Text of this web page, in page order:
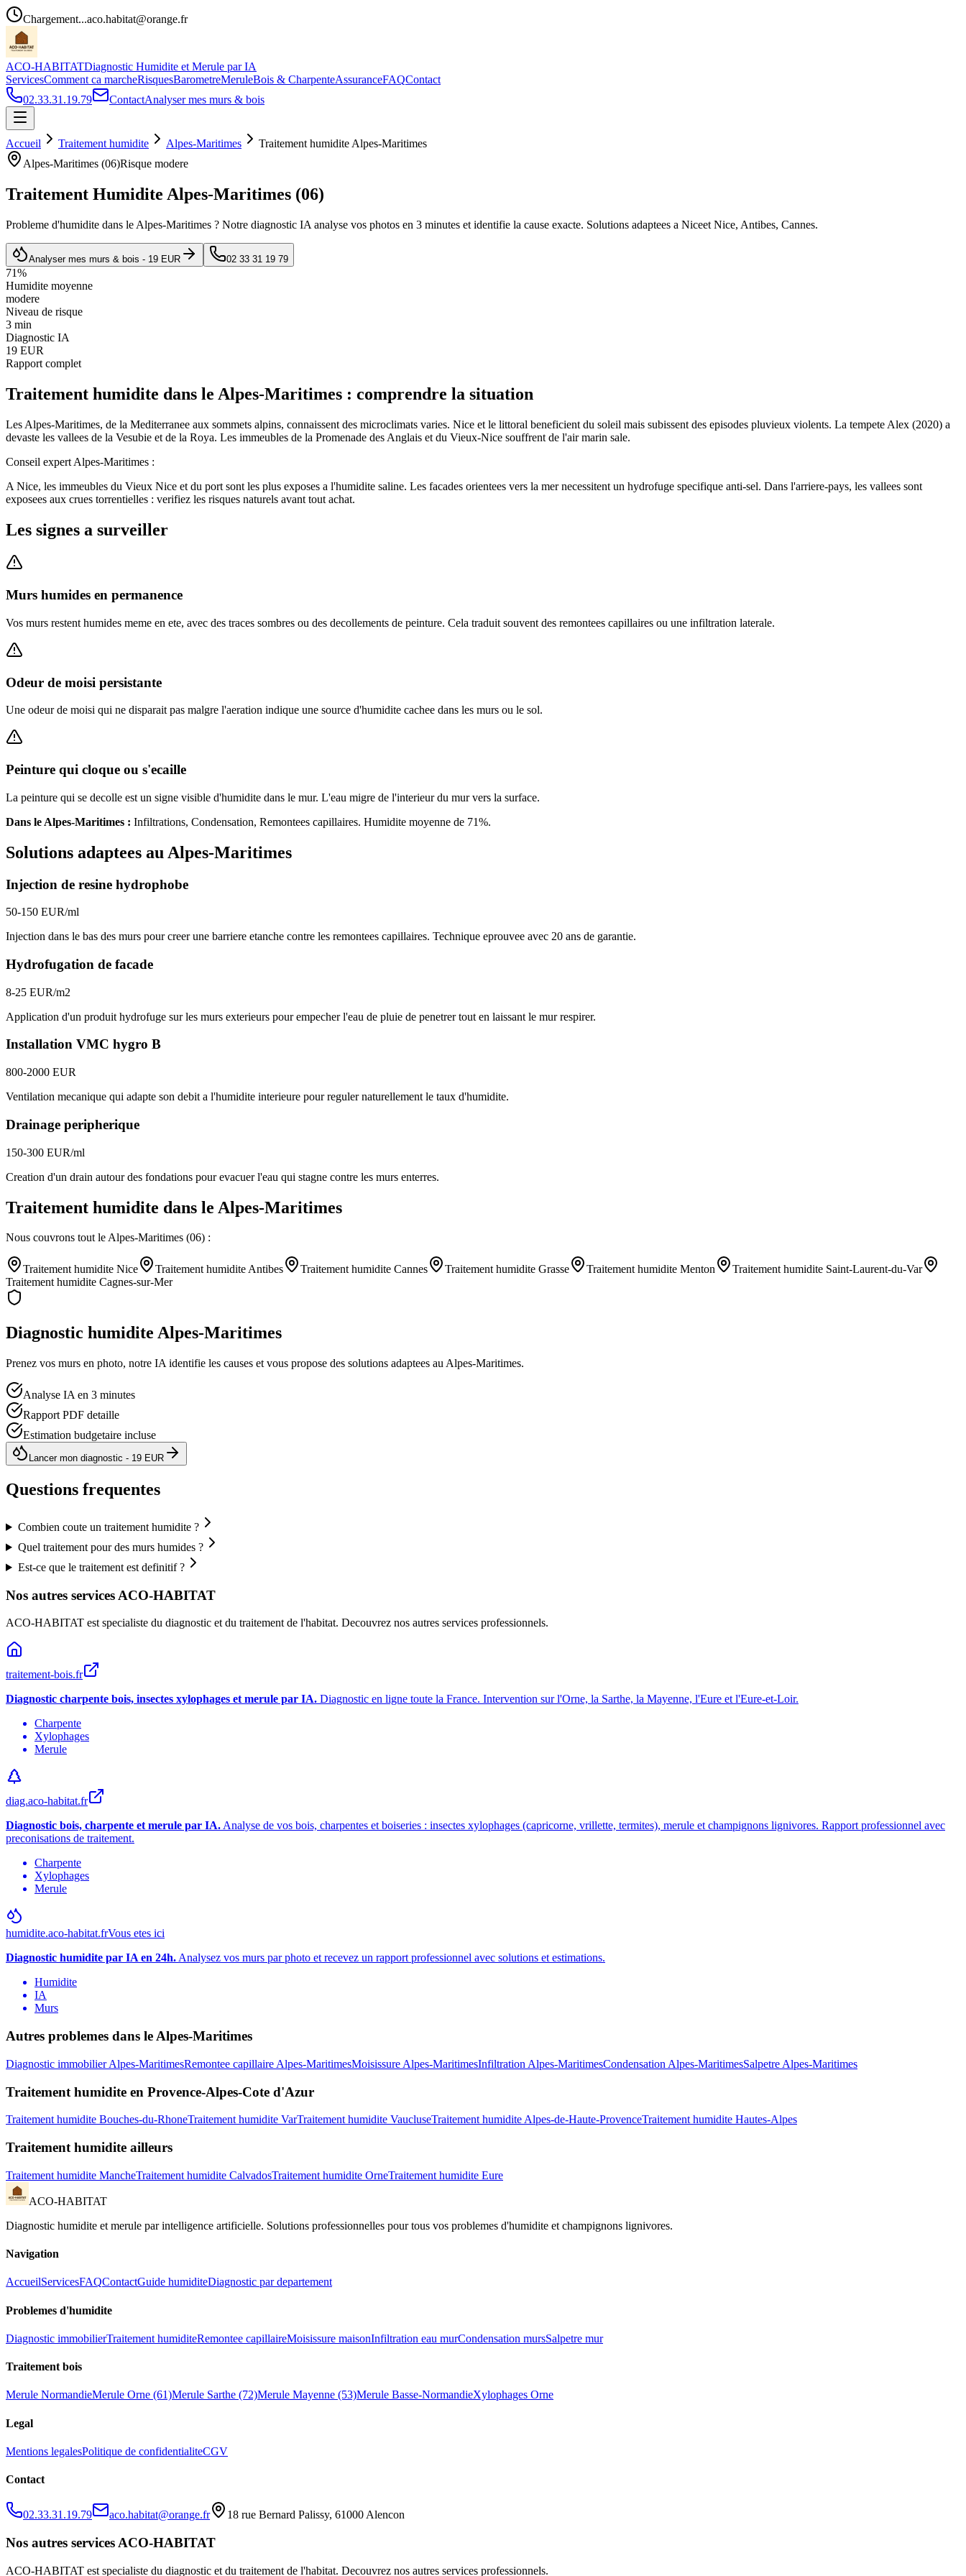
Chargement...aco.habitat@orange.fr
ACO-HABITATDiagnostic Humidite et Merule par IA
ServicesComment ca marcheRisquesBarometreMeruleBois & CharpenteAssuranceFAQContact
02.33.31.19.79
ContactAnalyser mes murs & bois
Accueil Traitement humidite Alpes-Maritimes Traitement humidite Alpes-Maritimes
Alpes-Maritimes (06)Risque modere
Traitement Humidite Alpes-Maritimes (06)
Probleme d'humidite dans le Alpes-Maritimes ? Notre diagnostic IA analyse vos photos en 3 minutes et identifie la cause exacte. Solutions adaptees a Niceet Nice, Antibes, Cannes.
Analyser mes murs & bois - 19 EUR 02 33 31 19 79
71%
Humidite moyenne
modere
Niveau de risque
3 min
Diagnostic IA
19 EUR
Rapport complet
Traitement humidite dans le Alpes-Maritimes : comprendre la situation
Les Alpes-Maritimes, de la Mediterranee aux sommets alpins, connaissent des microclimats varies. Nice et le littoral beneficient du soleil mais subissent des episodes pluvieux violents. La tempete Alex (2020) a
devaste les vallees de la Vesubie et de la Roya. Les immeubles de la Promenade des Anglais et du Vieux-Nice souffrent de l'air marin sale.
Conseil expert Alpes-Maritimes :
A Nice, les immeubles du Vieux Nice et du port sont les plus exposes a l'humidite saline. Les facades orientees vers la mer necessitent un hydrofuge specifique anti-sel. Dans l'arriere-pays, les vallees sont
exposees aux crues torrentielles : verifiez les risques naturels avant tout achat.
Les signes a surveiller
Murs humides en permanence
Vos murs restent humides meme en ete, avec des traces sombres ou des decollements de peinture. Cela traduit souvent des remontees capillaires ou une infiltration laterale.
Odeur de moisi persistante
Une odeur de moisi qui ne disparait pas malgre l'aeration indique une source d'humidite cachee dans les murs ou le sol.
Peinture qui cloque ou s'ecaille
La peinture qui se decolle est un signe visible d'humidite dans le mur. L'eau migre de l'interieur du mur vers la surface.
Dans le Alpes-Maritimes : Infiltrations, Condensation, Remontees capillaires. Humidite moyenne de 71%.
Solutions adaptees au Alpes-Maritimes
Injection de resine hydrophobe
50-150 EUR/ml
Injection dans le bas des murs pour creer une barriere etanche contre les remontees capillaires. Technique eprouvee avec 20 ans de garantie.
Hydrofugation de facade
8-25 EUR/m2
Application d'un produit hydrofuge sur les murs exterieurs pour empecher l'eau de pluie de penetrer tout en laissant le mur respirer.
Installation VMC hygro B
800-2000 EUR
Ventilation mecanique qui adapte son debit a l'humidite interieure pour reguler naturellement le taux d'humidite.
Drainage peripherique
150-300 EUR/ml
Creation d'un drain autour des fondations pour evacuer l'eau qui stagne contre les murs enterres.
Traitement humidite dans le Alpes-Maritimes
Nous couvrons tout leAlpes-Maritimes (06) :
Traitement humidite Nice Traitement humiditeAntibes Traitement humidite Cannes Traitement humidite Grasse Traitement humidite Menton Traitement humidite Saint-Laurent-du-Var
Traitement humidite Cagnes-sur-Mer
Diagnostic humidite Alpes-Maritimes
Prenez vos murs en photo, notre IA identifie les causes et vous propose des solutions adaptees au Alpes-Maritimes.
Analyse IA en 3 minutes
Rapport PDF detaille
Estimation budgetaire incluse
Lancer mon diagnostic - 19 EUR
Questions frequentes
Combien coute un traitement humidite ?
Quel traitement pour des murs humides ?
Est-ce que le traitement est definitif ?
Nos autres services ACO-HABITAT
ACO-HABITAT est specialiste du diagnostic et du traitement de l'habitat. Decouvrez nos autres services professionnels.
traitement-bois.fr
Diagnostic charpente bois, insectes xylophages et merule par IA. Diagnostic en ligne toute la France. Intervention sur l'Orne, la Sarthe, la Mayenne, l'Eure et l'Eure-et-Loir.
Charpente
Xylophages
Merule
diag.aco-habitat.fr
Diagnostic bois, charpente et merule par IA.Analyse de vos bois, charpentes et boiseries : insectes xylophages (capricorne, vrillette, termites), merule et champignons lignivores. Rapport professionnel avec
preconisations de traitement.
Charpente
Xylophages
Merule
humidite.aco-habitat.frVous etes ici
Diagnostic humidite par IA en 24h.Analysez vos murs par photo et recevez un rapport professionnel avec solutions et estimations.
Humidite
IA
Murs
Autres problemes dans le Alpes-Maritimes
Diagnostic immobilier Alpes-MaritimesRemontee capillaire Alpes-MaritimesMoisissure Alpes-MaritimesInfiltration Alpes-MaritimesCondensation Alpes-MaritimesSalpetre Alpes-Maritimes
Traitement humidite en Provence-Alpes-Cote d'Azur
Traitement humidite Bouches-du-RhoneTraitement humidite VarTraitement humidite VaucluseTraitement humidite Alpes-de-Haute-ProvenceTraitement humidite Hautes-Alpes
Traitement humidite ailleurs
Traitement humidite MancheTraitement humidite CalvadosTraitement humidite OrneTraitement humidite Eure
ACO-HABITAT
Diagnostic humidite et merule par intelligence artificielle. Solutions professionnelles pour tous vos problemes d'humidite et champignons lignivores.
Navigation
AccueilServicesFAQContactGuide humiditeDiagnostic par departement
Problemes d'humidite
Diagnostic immobilierTraitement humiditeRemontee capillaireMoisissure maisonInfiltration eau murCondensation mursSalpetre mur
Traitement bois
Merule NormandieMerule Orne (61)Merule Sarthe (72)Merule Mayenne (53)Merule Basse-NormandieXylophages Orne
Legal
Mentions legalesPolitique de confidentialiteCGV
Contact
02.33.31.19.79 aco.habitat@orange.fr 18 rue Bernard Palissy, 61000 Alencon
Nos autres services ACO-HABITAT
ACO-HABITAT est specialiste du diagnostic et du traitement de l'habitat. Decouvrez nos autres services professionnels.